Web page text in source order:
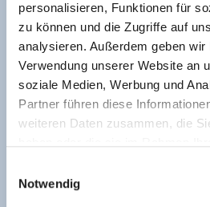
personalisieren, Funktionen für
zu können und die Zugriffe auf
analysieren. Außerdem geben
Verwendung unserer Website an
soziale Medien, Werbung und
Partner führen diese
weiteren Daten zusammen, die
Notwendig